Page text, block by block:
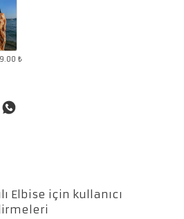
₺
Elbise için kullanıcı